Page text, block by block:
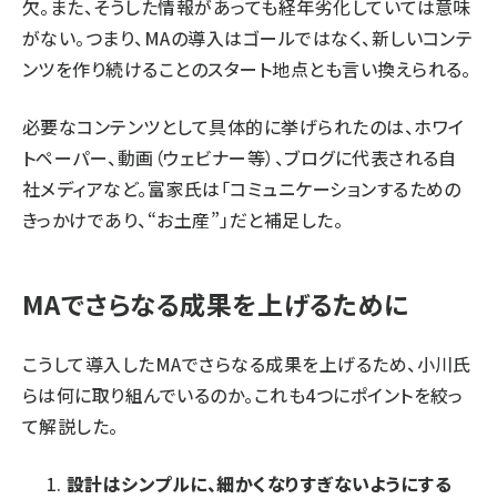
欠。また、そうした情報があっても経年劣化していては意味
がない。つまり、MAの導入はゴールではなく、新しいコンテ
ンツを作り続けることのスタート地点とも言い換えられる。
必要なコンテンツとして具体的に挙げられたのは、ホワイ
トペーパー、動画（ウェビナー等）、ブログに代表される自
社メディアなど。富家氏は「コミュニケーションするための
きっかけであり、“お土産”」だと補足した。
MAでさらなる成果を上げるために
こうして導入したMAでさらなる成果を上げるため、小川氏
らは何に取り組んでいるのか。これも4つにポイントを絞っ
て解説した。
設計はシンプルに、細かくなりすぎないようにする